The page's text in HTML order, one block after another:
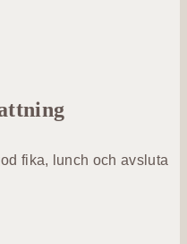
fika, lunch och avsluta